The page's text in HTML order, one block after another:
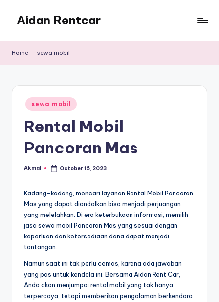
content
Aidan Rentcar
Murah
Home - sewa mobil
Posted
in
sewa mobil
Rental Mobil
Pancoran Mas
Posted
Akmal October 15, 2023
Kadang-kadang, mencari layanan Rental Mobil Pancoran
Mas yang dapat diandalkan bisa menjadi perjuangan
yang melelahkan. Di era keterbukaan informasi, memilih
jasa sewa mobil Pancoran Mas yang sesuai dengan
keperluan dan ketersediaan dana dapat menjadi
tantangan.
Namun saat ini tak perlu cemas, karena ada jawaban
yang pas untuk kendala ini. Bersama Aidan Rent Car,
Anda akan menjumpai rental mobil yang tak hanya
terpercaya, tetapi memberikan pengalaman berkendara